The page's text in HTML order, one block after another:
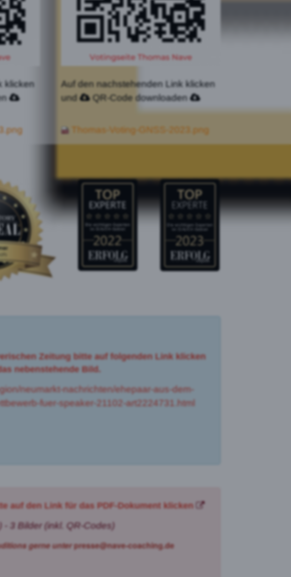
klicken
Auf den nachstehenden Link klicken
und
QR-Code downloaden
Thomas-Voting-GNSS-2023.png
Zeitung bitte auf folgenden Link klicken
nebenstehende Bild.
neumarkt-nachrichten/ehepaar-aus-dem-
fuer-speaker-21102-art2224731.html
auf den Link für das PDF-Dokument klicken
3 Bilder (inkl. QR-Codes)
gerne unterpresse@nave-coaching.de